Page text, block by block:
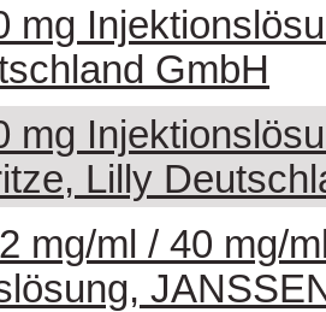
mg
GmbH
mg
Lilly
mg/ml / 40 mg/